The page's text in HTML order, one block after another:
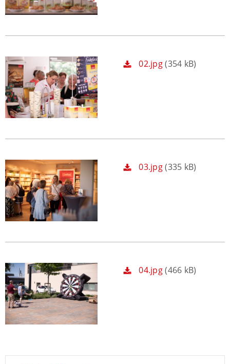
02.jpg(354 kB)
03.jpg(335 kB)
04.jpg(466 kB)